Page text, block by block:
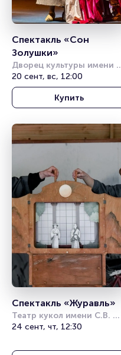
Спектакль «Сон
Золушки»
Дворец культуры имени
Горбунова
20 сент, вс, 12:00
Купить
Спектакль «Журавль»
Театр кукол имени С.В.
Образцова
24 сент, чт, 12:30